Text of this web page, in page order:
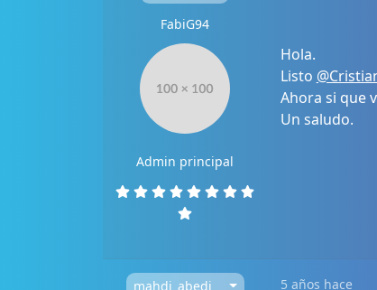
FabiG94
Admin principal
Hola.
Listo
Ahora si que
Un saludo.
mahdi_abedi 5 años hace